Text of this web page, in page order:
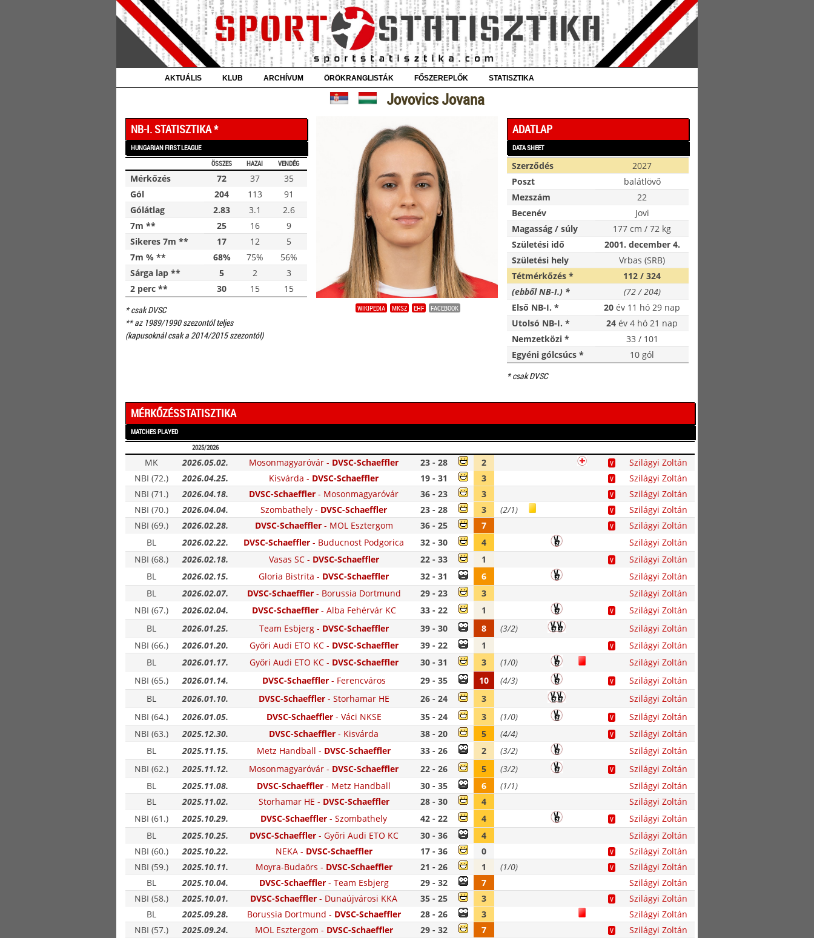
AKTUÁLIS KLUB ARCHÍVUM ÖRÖKRANGLISTÁK FŐSZEREPLŐK STATISZTIKA
Jovovics Jovana
NB-I. STATISZTIKA *
HUNGARIAN FIRST LEAGUE
ÖSSZES
HAZAI VENDÉG
Mérkőzés 72 37
35
Gól
204 113
91
Gólátlag
2.83 3.1
2.6
7m **
25 16
9
Sikeres 7m **
17 12
5
7m % **
68% 75%
56%
Sárga lap **
5 2
3
2 perc **
30 15
15
* csak DVSC
** az 1989/1990 szezontól teljes
(kapusoknál csak a 2014/2015 szezontól)
WIKIPEDIA MKSZ EHF FACEBOOK
ADATLAP
DATA SHEET
Szerződés
2027
Poszt
balátlövő
Mezszám
22
Becenév
Jovi
Magasság / súly
177 cm / 72 kg
Születési idő
2001. december 4.
Születési hely
Vrbas (SRB)
Tétmérkőzés *
112 / 324
(ebből NB-I.) *
(72 / 204)
Első NB-I. *
20 év 11 hó 29 nap
Utolsó NB-I. *
24 év 4 hó 21 nap
Nemzetközi *
33 / 101
Egyéni gólcsúcs *
10 gól
* csak DVSC
MÉRKŐZÉSSTATISZTIKA
MATCHES PLAYED
2025/2026
MK 2026.05.02. Mosonmagyaróvár - DVSC-Schaeffler 23 - 28 2 V
Szilágyi Zoltán
NBI (72.)
2026.04.25. Kisvárda - DVSC-Schaeffler 19 - 31 3 V
Szilágyi Zoltán
NBI (71.)
2026.04.18. DVSC-Schaeffler - Mosonmagyaróvár 36 - 23 3 V
Szilágyi Zoltán
NBI (70.)
2026.04.04. Szombathely - DVSC-Schaeffler 23 - 28 3 (2/1) V
Szilágyi Zoltán
NBI (69.)
2026.02.28. DVSC-Schaeffler- MOL Esztergom 36 - 25 7 V
Szilágyi Zoltán
BL
2026.02.22. DVSC-Schaeffler - Buducnost Podgorica 32 - 30 4
Szilágyi Zoltán
NBI (68.)
2026.02.18. Vasas SC- DVSC-Schaeffler 22 - 33 1 V
Szilágyi Zoltán
BL
2026.02.15. Gloria Bistrita - DVSC-Schaeffler 32 - 31 6
Szilágyi Zoltán
BL
2026.02.07. DVSC-Schaeffler- Borussia Dortmund 29 - 23 3
Szilágyi Zoltán
NBI (67.)
2026.02.04. DVSC-Schaeffler- Alba Fehérvár KC 33 - 22 1 V
Szilágyi Zoltán
BL
2026.01.25. Team Esbjerg- DVSC-Schaeffler 39 - 30 8 (3/2)
Szilágyi Zoltán
NBI (66.)
2026.01.20. Győri Audi ETO KC- DVSC-Schaeffler 39 - 22 1 V
Szilágyi Zoltán
BL
2026.01.17. Győri Audi ETO KC- DVSC-Schaeffler 30 - 31 3 (1/0)
Szilágyi Zoltán
NBI (65.)
2026.01.14. DVSC-Schaeffler- Ferencváros 29 - 35 10 (4/3) V
Szilágyi Zoltán
BL
2026.01.10. DVSC-Schaeffler- Storhamar HE 26 - 24 3
Szilágyi Zoltán
NBI (64.)
2026.01.05. DVSC-Schaeffler- Váci NKSE 35 - 24 3 (1/0) V
Szilágyi Zoltán
NBI (63.)
2025.12.30. DVSC-Schaeffler - Kisvárda 38 - 20 5 (4/4) V
Szilágyi Zoltán
BL
2025.11.15. Metz Handball - DVSC-Schaeffler 33 - 26 2 (3/2)
Szilágyi Zoltán
NBI (62.)
2025.11.12. Mosonmagyaróvár - DVSC-Schaeffler 22 - 26 5 (3/2) V
Szilágyi Zoltán
BL
2025.11.08. DVSC-Schaeffler - Metz Handball 30 - 35 6 (1/1)
Szilágyi Zoltán
BL
2025.11.02. Storhamar HE - DVSC-Schaeffler 28 - 30 4
Szilágyi Zoltán
NBI (61.)
2025.10.29. DVSC-Schaeffler - Szombathely 42 - 22 4 V
Szilágyi Zoltán
BL
2025.10.25. DVSC-Schaeffler- Győri Audi ETO KC 30 - 36 4
Szilágyi Zoltán
NBI (60.)
2025.10.22. NEKA- DVSC-Schaeffler 17 - 36 0 V
Szilágyi Zoltán
NBI (59.)
2025.10.11. Moyra-Budaörs - DVSC-Schaeffler 21 - 26 1 (1/0) V
Szilágyi Zoltán
BL
2025.10.04. DVSC-Schaeffler- Team Esbjerg 29 - 32 7
Szilágyi Zoltán
NBI (58.)
2025.10.01. DVSC-Schaeffler - Dunaújvárosi KKA 35 - 25 3 V
Szilágyi Zoltán
BL
2025.09.28. Borussia Dortmund - DVSC-Schaeffler 28 - 26 3
Szilágyi Zoltán
NBI (57.)
2025.09.24. MOL Esztergom - DVSC-Schaeffler 29 - 32 7 V
Szilágyi Zoltán